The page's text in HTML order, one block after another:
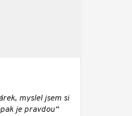
myslel jsem si
je pravdou“